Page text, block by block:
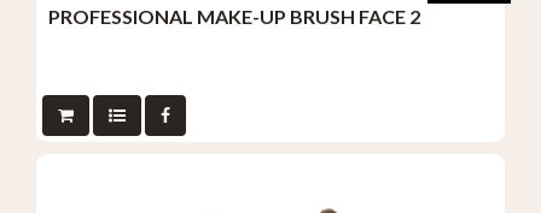
PROFESSIONAL MAKE-UP BRUSH FACE 2